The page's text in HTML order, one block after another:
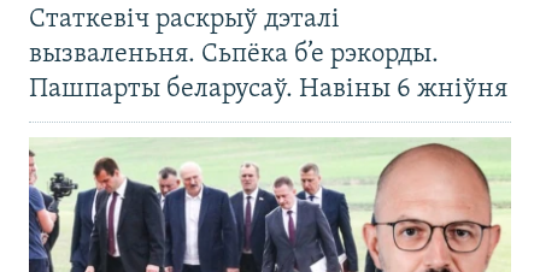
Статкевіч раскрыў дэталі
вызваленьня. Сьпёка б’е рэкорды.
Пашпарты беларусаў. Навіны 6 жніўня